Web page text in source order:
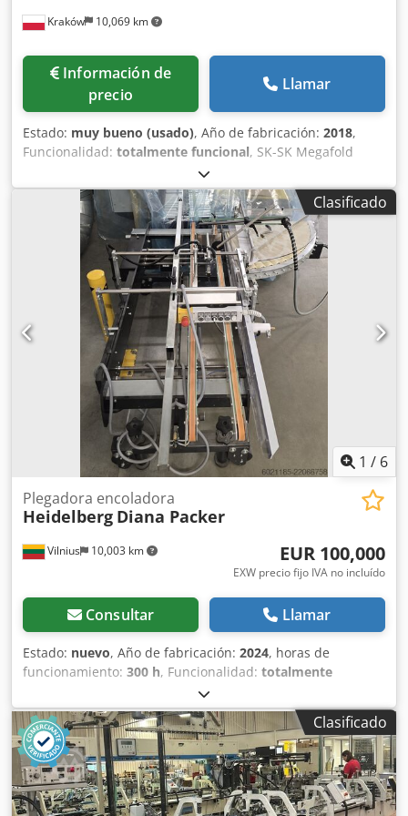
Kraków 10,069 km
Información de
precio
Llamar
Estado: muy bueno (usado), Año de fabricación: 2018,
Funcionalidad: totalmente funcional, SK-SK Megafold
1850 ref 3007 año: 2018 ancho máximo: 1850 mm material
– canal: E, B, C, EB alineación posterior al alimentador
pegadora multipunto: Crodpfx Aezb Umtob Usf – Línea
recta – Fondo automático (crash lock) – Bandejas de 4
esquinas – sistema de escuadrado La máquina está
conectada y se puede probar.
Clasificado
1 / 6
Vilnius 10,003 km
Plegadora encoladora
Heidelberg Diana Packer
EUR 100,000
EXW precio fijo IVA no incluído
Consultar Llamar
Estado: nuevo, Año de fabricación: 2024, horas de
funcionamiento: 300 h, Funcionalidad: totalmente
, tipo de corriente de entrada:
Diana Smartpacker empaqueta automáticamente sus cajas
plegables en cajas de envío, en una hasta cuatro filas, a la
salida de la estación de compresión y entrega de la
plegadora-encoladora. Un operario también puede
alimentar nuevas cajas de envío desde una estación de
control central y colocar hojas en la caja de envío vacía o
Clasificado